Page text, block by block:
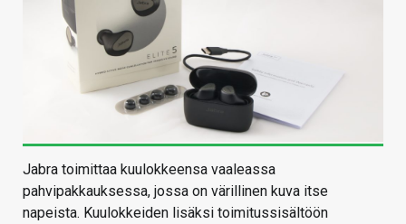
Jabra toimittaa kuulokkeensa vaaleassa
pahvipakkauksessa, jossa on värillinen kuva itse
napeista. Kuulokkeiden lisäksi toimitussisältöön